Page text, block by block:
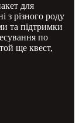
для
з різного роду
та підтримки
по
ще квест,